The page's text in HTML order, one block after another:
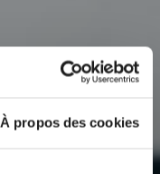
À propos des cookies